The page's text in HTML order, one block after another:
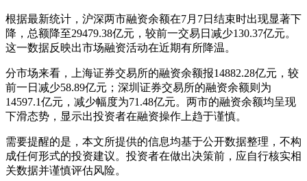
根据最新统计，沪深两市融资余额在7月7日结束时出现显著下
降，总额降至29479.38亿元，较前一交易日减少130.37亿元。
这一数据反映出市场融资活动在近期有所降温。
分市场来看，上海证券交易所的融资余额报14882.28亿元，较
前一日减少58.89亿元；深圳证券交易所的融资余额则为
14597.1亿元，减少幅度为71.48亿元。两市的融资余额均呈现
下滑态势，显示出投资者在融资操作上趋于谨慎。
需要提醒的是，本文所提供的信息均基于公开数据整理，不构
成任何形式的投资建议。投资者在做出决策前，应自行核实相
关数据并谨慎评估风险。